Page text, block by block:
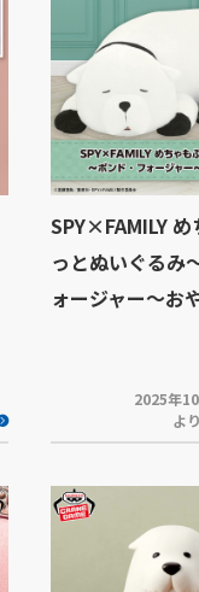
SPY×FAMILY め
っとぬいぐるみ
ォージャー～お
2025年
よ